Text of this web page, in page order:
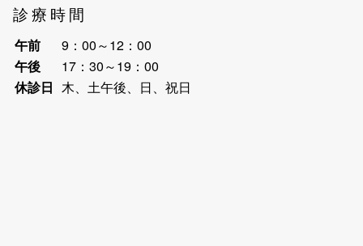
診療時間
午前
9：00～12：00
午後
17：30～19：00
休診日 木、土午後、日、祝日